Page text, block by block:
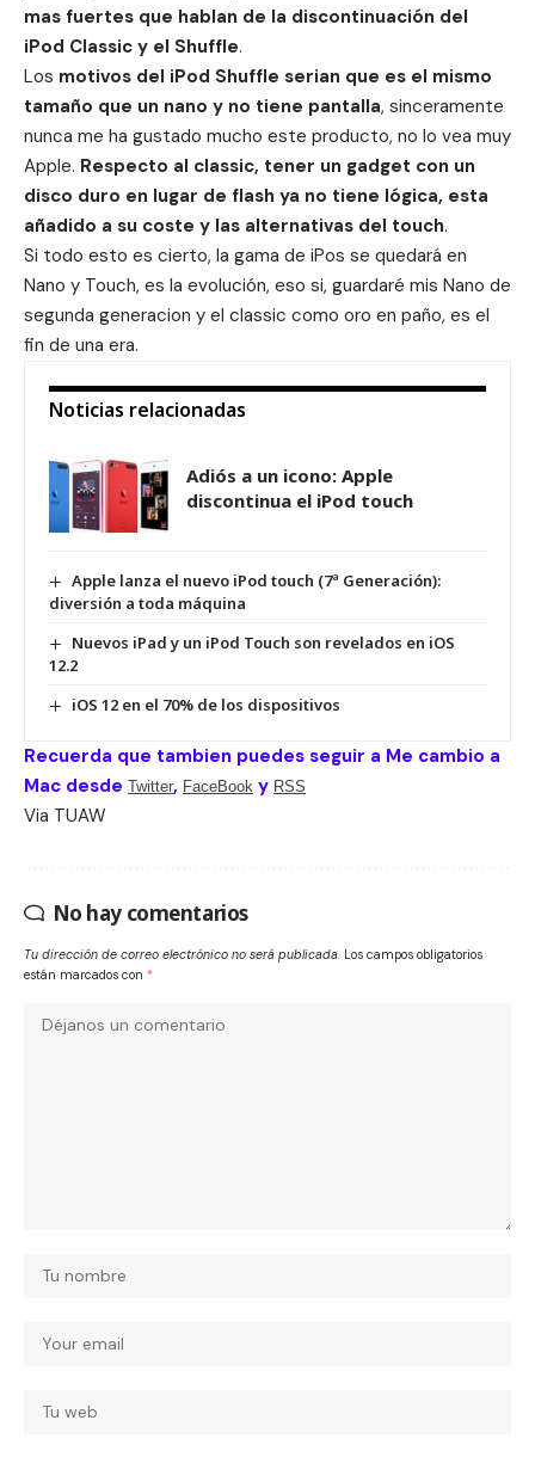
mas fuertes que hablan de la discontinuación del
iPod Classic y el Shuffle.
Los motivos del iPod Shuffle serian que es el mismo
tamaño que un nano y no tiene pantalla, sinceramente
nunca me ha gustado mucho este producto, no lo vea muy
Apple. Respecto al classic, tener un gadget con un
disco duro en lugar de flash ya no tiene lógica, esta
añadido a su coste y las alternativas del touch.
Si todo esto es cierto, la gama de iPos se quedará en
Nano y Touch, es la evolución, eso si, guardaré mis Nano de
segunda generacion y el classic como oro en paño, es el
fin de una era.
Noticias relacionadas
Adiós a un icono: Apple
discontinua el iPod touch
Apple lanza el nuevo iPod touch (7ª Generación):
diversión a toda máquina
Nuevos iPad y un iPod Touch son revelados en iOS
12.2
iOS 12 en el 70% de los dispositivos
Recuerda que tambien puedes seguir a Me cambio a
Mac desde Twitter, FaceBook y RSS
Via TUAW
No hay comentarios
Tu dirección de correo electrónico no será publicada. Los campos obligatorios
están marcados con *